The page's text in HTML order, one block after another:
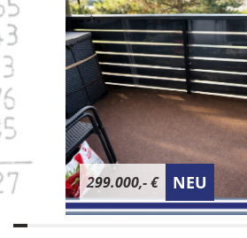
299.000,- € NEU